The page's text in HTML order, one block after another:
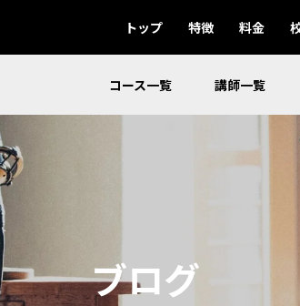
トップ 特徴 料金
コース一覧 講師一覧
ブログ